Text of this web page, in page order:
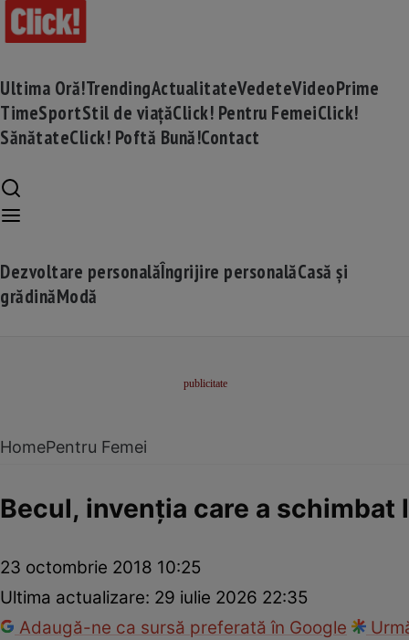
Ultima Oră!TrendingActualitateVedeteVideoPrime
TimeSportStil de viațăClick! Pentru FemeiClick!
SănătateClick! Poftă Bună!Contact
Dezvoltare personalăÎngrijire personalăCasă și
grădinăModă
HomePentru Femei
Becul, invenţia care a schimbat
23 octombrie 2018 10:25
Ultima actualizare: 29 iulie 2026 22:35
Adaugă-ne ca sursă preferată în Google